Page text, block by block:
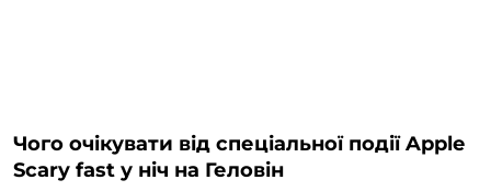
Чого очікувати від спеціальної події Apple
Scary fast у ніч на Геловін